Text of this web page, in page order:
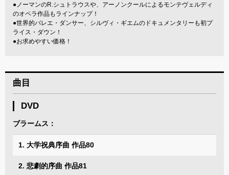
●ノーマンのR.シュトラウスや、アーノンクールによるモンテヴェルディ
のオペラ作品もラインナップ！
●世界的バレエ・ダンサー、シルヴィ・ギエムのドキュメンタリーも初プ
ライス・ダウン！
●お求めやすい価格！
曲目
DVD
ブラームス：
1. 大学祝典序曲 作品80
2. 悲劇的序曲 作品81